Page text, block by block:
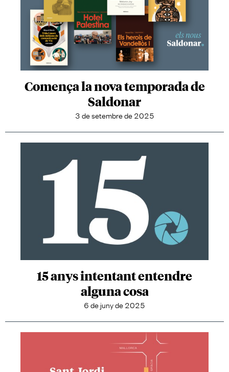
Comença la nova temporada de
Saldonar
3 de setembre de 2025
15 anys intentant entendre
alguna cosa
6 de juny de 2025